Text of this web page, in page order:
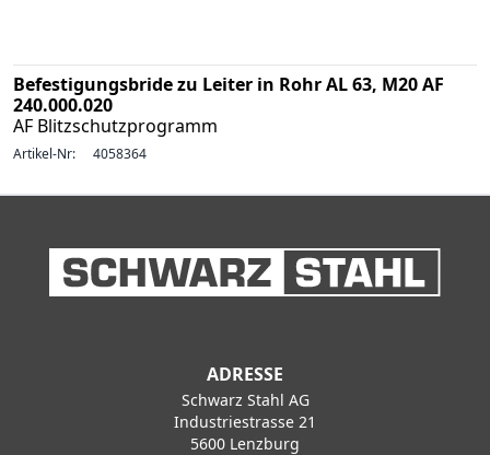
Befestigungsbride zu Leiter in Rohr AL 63, M20 AF
240.000.020
AF Blitzschutzprogramm
Artikel-Nr: 4058364
ADRESSE
Schwarz Stahl AG
Industriestrasse 21
5600 Lenzburg